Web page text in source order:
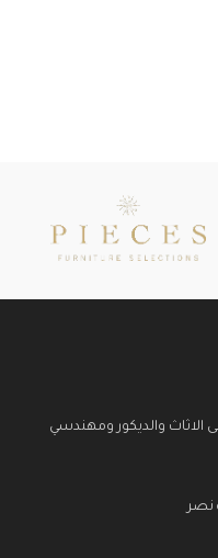
والديكور ومهندسي